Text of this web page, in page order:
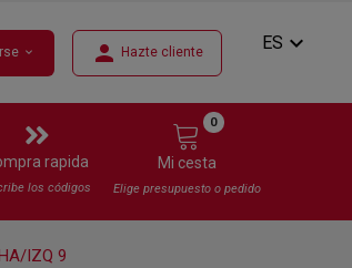
expand_more person Hazte cliente ES expand_more
rapida
los códigos
Mi cesta
0
Elige presupuesto o pedido
IZQ 9